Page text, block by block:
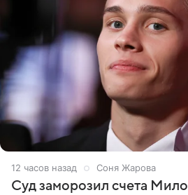
12 часов назад Соня Жарова
Суд заморозил счета